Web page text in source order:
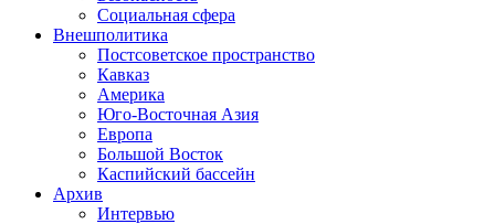
Социальная сфера
Внешполитика
Постсоветское пространство
Кавказ
Америка
Юго-Восточная Азия
Европа
Большой Восток
Каспийский бассейн
Архив
Интервью